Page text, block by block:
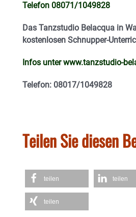
Telefon 08071/1049828
Das Tanzstudio Belacqua in
kostenlosen Schnupper-
Infos unterwww.tanzstudio-
Telefon: 08017/1049828
Teilen Sie diesen
teilen teilen
teilen